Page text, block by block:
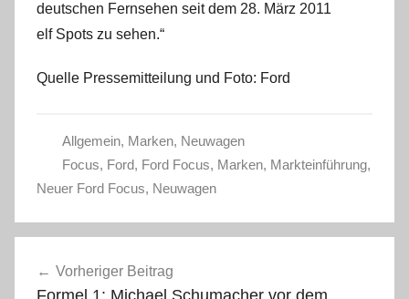
deutschen Fernsehen seit dem 28. März 2011
elf Spots zu sehen.“
Quelle Pressemitteilung und Foto: Ford
Allgemein, Marken, Neuwagen
Focus, Ford, Ford Focus, Marken, Markteinführung,
Neuer Ford Focus, Neuwagen
Vorheriger Beitrag
Formel 1: Michael Schumacher vor dem